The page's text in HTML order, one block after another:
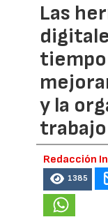
Las
tiempo
y la
trabajo
Redacción
1385